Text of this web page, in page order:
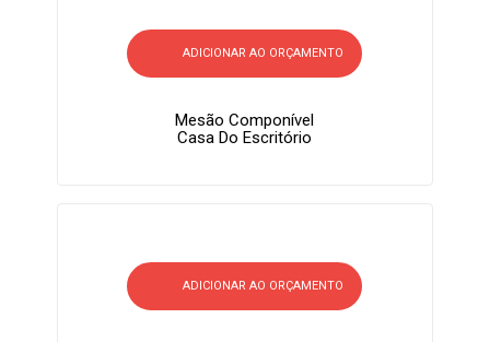
ADICIONAR AO ORÇAMENTO
Mesão Componível
Casa Do Escritório
ADICIONAR AO ORÇAMENTO